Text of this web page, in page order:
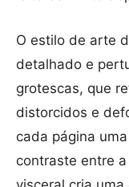
O estilo de arte
detalhado e
grotescas, que
distorcidos e
cada página
contraste entre